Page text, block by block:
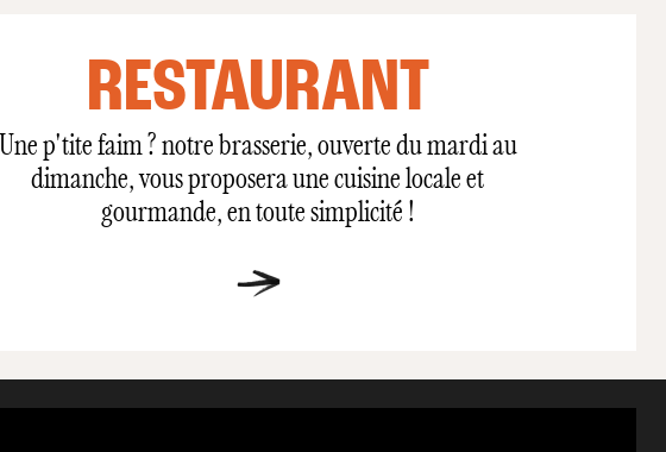
RESTAURANT
Une p'tite faim ? notre brasserie, ouverte du mardi au
dimanche, vous proposera une cuisine locale et
gourmande, en toute simplicité !